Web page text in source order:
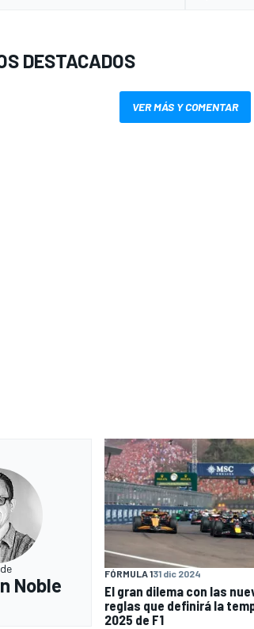
DESTACADOS
VER MÁS Y COMENTAR
Noble
FÓRMULA 131 dic 2024
El gran dilema con las
reglas que definirá la
2025 de F1